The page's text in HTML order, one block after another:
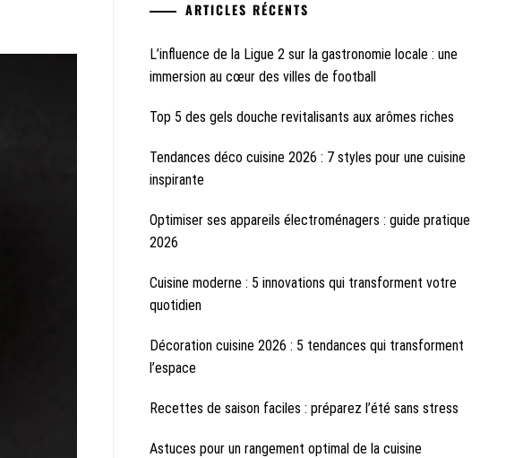
ARTICLES RÉCENTS
L’influence de la Ligue 2 sur la gastronomie locale : une
immersion au cœur des villes de football
Top 5 des gels douche revitalisants aux arômes riches
Tendances déco cuisine 2026 : 7 styles pour une cuisine
inspirante
Optimiser ses appareils électroménagers : guide pratique
2026
Cuisine moderne : 5 innovations qui transforment votre
quotidien
Décoration cuisine 2026 : 5 tendances qui transforment
l’espace
Recettes de saison faciles : préparez l’été sans stress
Astuces pour un rangement optimal de la cuisine